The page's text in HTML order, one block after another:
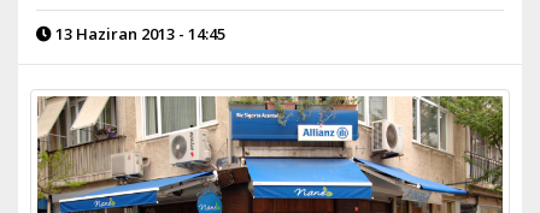
13 Haziran 2013 - 14:45